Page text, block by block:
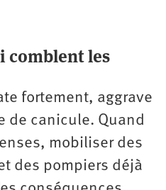
comblent les
fortement, aggrave
de canicule. Quand
mobiliser des
des pompiers déjà